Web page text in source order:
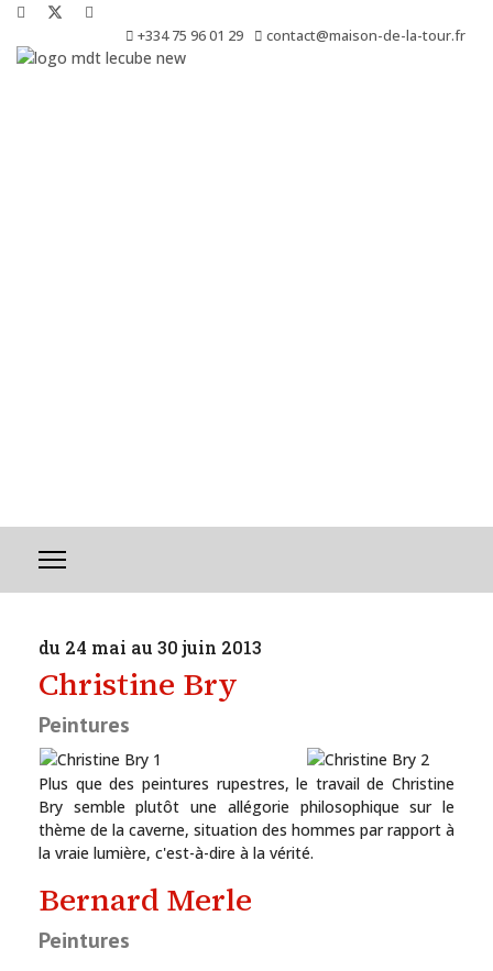
+334 75 96 01 29 contact@maison-de-la-tour.fr
La Maison de la Tour présente des artistes reconnus ou en
du 24 mai au 30 juin 2013
Christine Bry
Peintures
Plus que des peintures rupestres, le travail de Christine
Bry semble plutôt une allégorie philosophique sur le
thème de la caverne, situation des hommes par rapport à
la vraie lumière, c'est-à-dire à la vérité.
Bernard Merle
Peintures